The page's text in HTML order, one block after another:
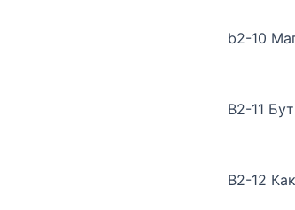
b2-10
B2-11
B2-12